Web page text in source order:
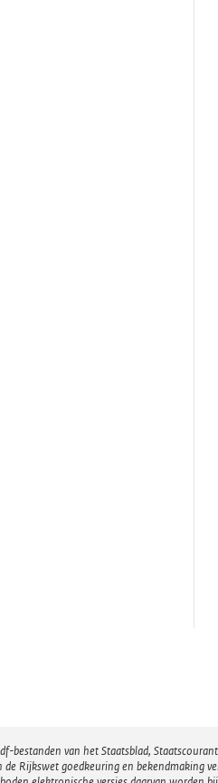
bestanden van het Staatsblad,
de Rijkswet goedkeuring en bekendmaking